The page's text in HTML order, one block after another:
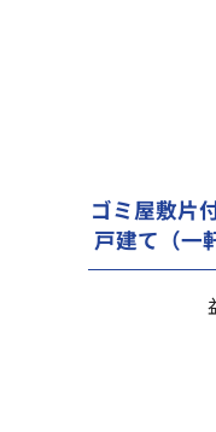
ゴミ屋敷片
戸建て（一